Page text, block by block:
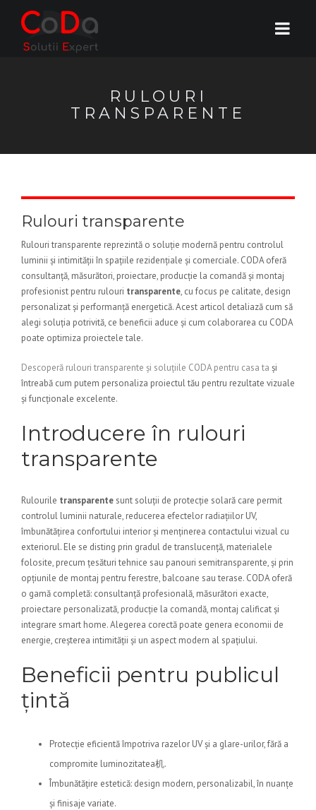
RULOURI
TRANSPARENTE
Rulouri transparente
Rulouri transparente reprezintă o soluție modernă pentru controlul
luminii și intimității în spațiile rezidențiale și comerciale. CODA oferă
consultanță, măsurători, proiectare, producție la comandă și montaj
profesionist pentru rulouri transparente, cu focus pe calitate, design
personalizat și performanță energetică. Acest articol detaliază cum să
alegi soluția potrivită, ce beneficii aduce și cum colaborarea cu CODA
poate optimiza proiectele tale.
Descoperă rulouri transparente și soluțiile CODA pentru casa ta și
întreabă cum putem personaliza proiectul tău pentru rezultate vizuale
și funcționale excelente.
Introducere în rulouri
transparente
Rulourile transparentesunt soluții de protecție solară care permit
controlul luminii naturale, reducerea efectelor radiațiilor UV,
îmbunătățirea confortului interior și menținerea contactului vizual cu
exteriorul. Ele se disting prin gradul de translucență, materialele
folosite, precum țesături tehnice sau panouri semitransparente, și prin
opțiunile de montaj pentru ferestre, balcoane sau terase. CODA oferă
o gamă completă: consultanță profesională, măsurători exacte,
proiectare personalizată, producție la comandă, montaj calificat și
integrare smart home. Alegerea corectă poate genera economii de
energie, creșterea intimității și un aspect modern al spațiului.
Beneficii pentru publicul
țintă
Protecție eficientă împotriva razelor UV și a glare-urilor, fără a
compromite luminozitatea机.
Îmbunătățire estetică: design modern, personalizabil, în nuanțe
și finisaje variate.